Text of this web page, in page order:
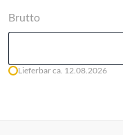
Brutto
Lieferbar ca. 12.08.2026